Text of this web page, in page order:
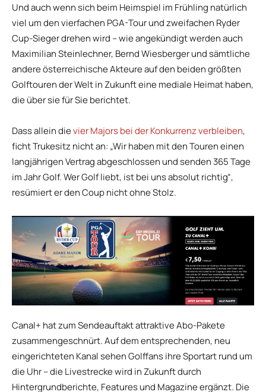
Und auch wenn sich beim Heimspiel im Frühling natürlich
viel um den vierfachen PGA-Tour und zweifachen Ryder
Cup-Sieger drehen wird – wie angekündigt werden auch
Maximilian Steinlechner, Bernd Wiesberger und sämtliche
andere österreichische Akteure auf den beiden größten
Golftouren der Welt in Zukunft eine mediale Heimat haben,
die über sie für Sie berichtet.
Dass allein dievier Majors bei der Konkurrenz verbleiben,
ficht Trukesitz nicht an: „Wir haben mit den Touren einen
langjährigen Vertrag abgeschlossen und senden 365 Tage
im Jahr Golf. Wer Golf liebt, ist bei uns absolut richtig“,
resümiert er den Coup nicht ohne Stolz.
Canal+ hat zum Sendeauftakt attraktive Abo-Pakete
zusammengeschnürt. Auf dem entsprechenden, neu
eingerichteten Kanal sehen Golffans ihre Sportart rund um
die Uhr – die Livestrecke wird in Zukunft durch
Hintergrundberichte, Features und Magazine ergänzt. Die